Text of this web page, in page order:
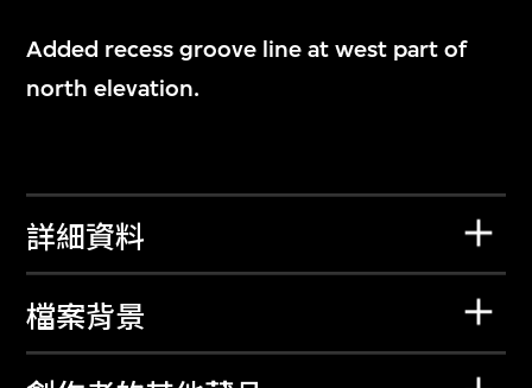
Added recess groove line at west part of
north elevation.
詳細資料
檔案背景